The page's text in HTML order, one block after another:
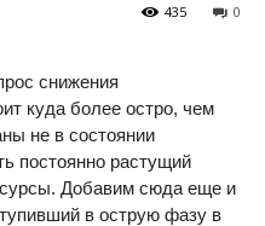
0
435
снижения
куда более остро, чем
не в состоянии
постоянно растущий
Добавим сюда еще и
в острую фазу в